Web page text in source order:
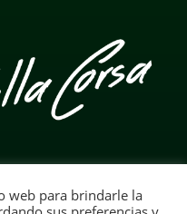
web para brindarle la